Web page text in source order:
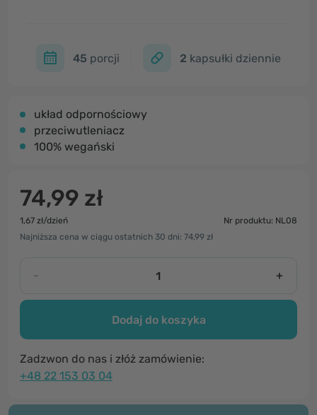
45 porcji 2 kapsułki dziennie
układ odpornościowy
przeciwutleniacz
100% wegański
74,99 zł
1,67 zł/dzień
Nr produktu: NL08
Najniższa cena w ciągu ostatnich 30 dni: 74,99 zł
- +
Dodaj do koszyka
Zadzwon do nas i złóż zamówienie:
+48 22 153 03 04